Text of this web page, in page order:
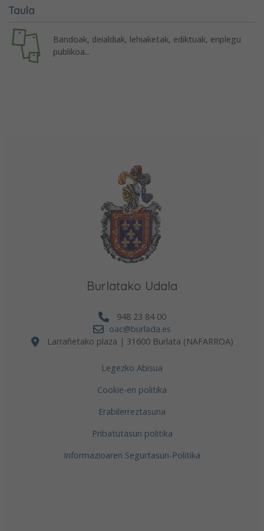
Taula
Bandoak, deialdiak, lehiaketak, ediktuak, enplegu
publikoa...
Burlatako Udala
948 23 84 00
oac@burlada.es
Larrañetako plaza | 31600 Burlata (NAFARROA)
Legezko Abisua
Cookie-en politika
Erabilerreztasuna
Pribatutasun politika
Informazioaren Segurtasun-Politika